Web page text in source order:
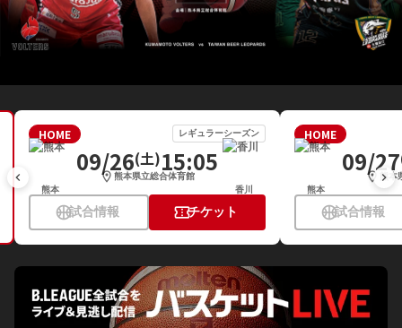
HOME レギュラーシーズン
熊本
09/26(土)15:05
location_on 熊本県立総合体育館
香川
sports_basketball試合情報 confirmation_numberチケット
HOME
熊本
09/27
location_on 熊本
sports_basketball試合情報
keyboard_arrow_left keyboard_arrow_right